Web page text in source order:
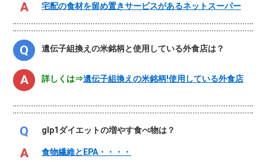
宅配の食材を留め置きサービスがあるネットスーパー
遺伝子組換えの米銘柄と使用している外食店は？
詳しくは⇒遺伝子組換えの米銘柄!使用している外食店
glp1ダイエットの増やす食べ物は？
食物繊維とEPA・・・・